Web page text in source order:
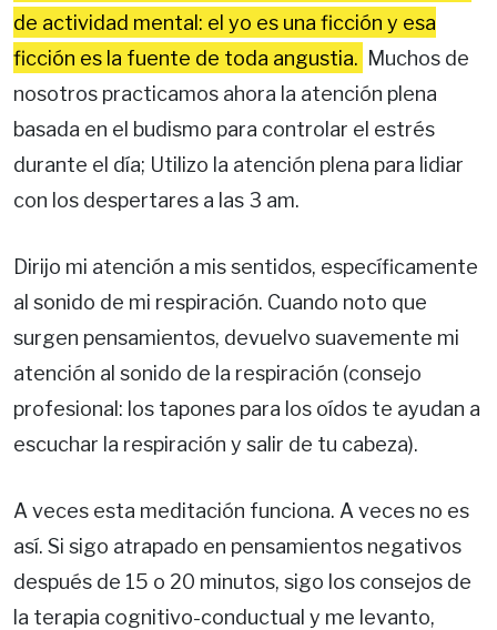
de actividad mental: el yo es una ficción y esa
ficción es la fuente de toda angustia. Muchos de
nosotros practicamos ahora la atención plena
basada en el budismo para controlar el estrés
durante el día; Utilizo la atención plena para lidiar
con los despertares a las 3 am.
Dirijo mi atención a mis sentidos, específicamente
al sonido de mi respiración. Cuando noto que
surgen pensamientos, devuelvo suavemente mi
atención al sonido de la respiración (consejo
profesional: los tapones para los oídos te ayudan a
escuchar la respiración y salir de tu cabeza).
A veces esta meditación funciona. A veces no es
así. Si sigo atrapado en pensamientos negativos
después de 15 o 20 minutos, sigo los consejos de
la terapia cognitivo-conductual y me levanto,